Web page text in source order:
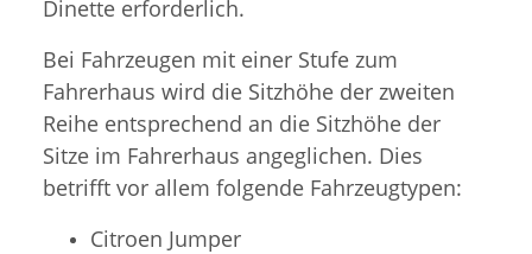
Dinette erforderlich.
Bei Fahrzeugen mit einer Stufe zum
Fahrerhaus wird die Sitzhöhe der zweiten
Reihe entsprechend an die Sitzhöhe der
Sitze im Fahrerhaus angeglichen. Dies
betrifft vor allem folgende Fahrzeugtypen:
Citroen Jumper